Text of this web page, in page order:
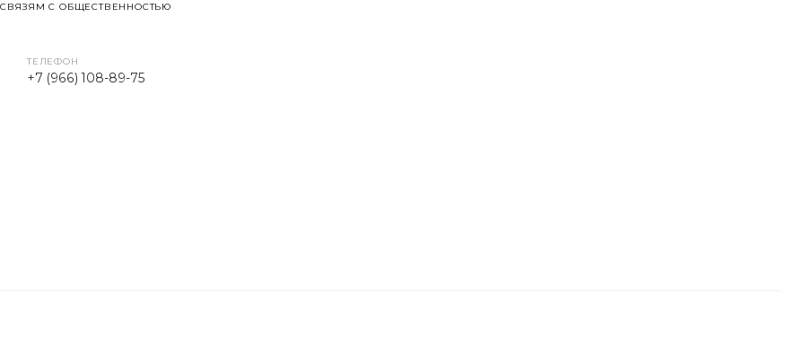
С ОБЩЕСТВЕННОСТЬЮ
ТЕЛЕФОН
+7 (966) 108-89-75